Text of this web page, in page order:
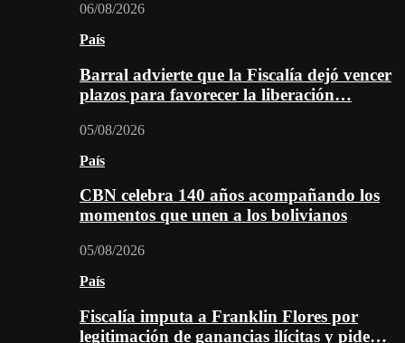
06/08/2026
País
Barral advierte que la Fiscalía dejó vencer
plazos para favorecer la liberación…
05/08/2026
País
CBN celebra 140 años acompañando los
momentos que unen a los bolivianos
05/08/2026
País
Fiscalía imputa a Franklin Flores por
legitimación de ganancias ilícitas y pide…